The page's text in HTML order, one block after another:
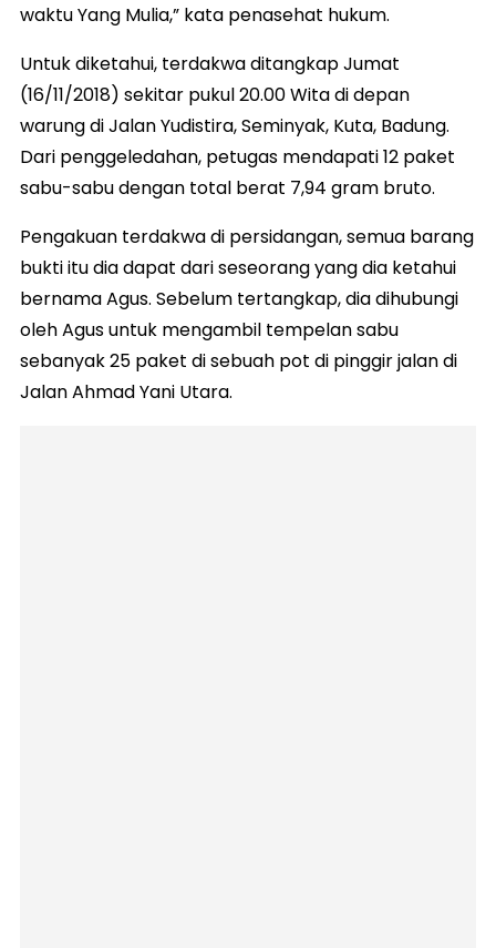
waktu Yang Mulia,” kata penasehat hukum.
Untuk diketahui, terdakwa ditangkap Jumat
(16/11/2018) sekitar pukul 20.00 Wita di depan
warung di Jalan Yudistira, Seminyak, Kuta, Badung.
Dari penggeledahan, petugas mendapati 12 paket
sabu-sabu dengan total berat 7,94 gram bruto.
Pengakuan terdakwa di persidangan, semua barang
bukti itu dia dapat dari seseorang yang dia ketahui
bernama Agus. Sebelum tertangkap, dia dihubungi
oleh Agus untuk mengambil tempelan sabu
sebanyak 25 paket di sebuah pot di pinggir jalan di
Jalan Ahmad Yani Utara.